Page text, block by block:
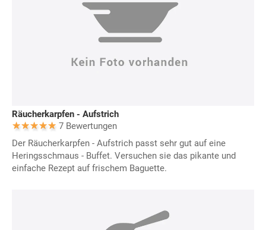
Räucherkarpfen - Aufstrich
7 Bewertungen
Der Räucherkarpfen - Aufstrich passt sehr gut auf eine
Heringsschmaus - Buffet. Versuchen sie das pikante und
einfache Rezept auf frischem Baguette.